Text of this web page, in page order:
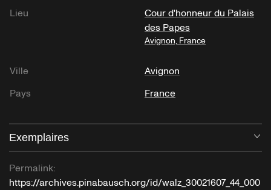
Lieu
Cour d'honneur du Palais
des Papes
Avignon, France
Ville
Avignon
Pays
France
Exemplaires
Permalink:
https://archives.pinabausch.org/id/walz_30021607_44_000